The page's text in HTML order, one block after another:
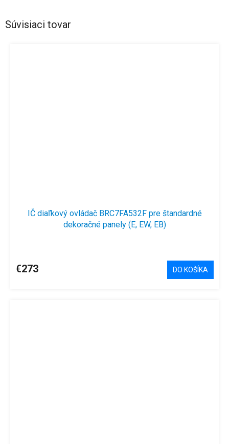
Súvisiaci tovar
IČ diaľkový ovládač BRC7FA532F pre štandardné
dekoračné panely (E, EW, EB)
€273 DO KOŠÍKA